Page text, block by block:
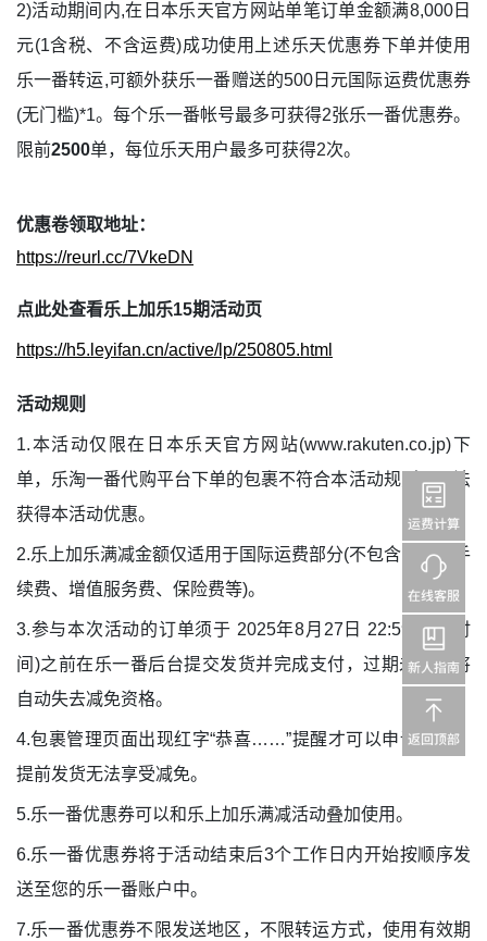
2)活动期间内,在日本乐天官方网站单笔订单金额满8,000日
元(1含税、不含运费)成功使用上述乐天优惠券下单并使用
乐一番转运,可额外获乐一番赠送的500日元国际运费优惠券
(无门槛)*1。每个乐一番帐号最多可获得2张乐一番优惠券。
限前2500单，每位乐天用户最多可获得2次。
优惠卷领取地址：
https://reurl.cc/7VkeDN
点此处查看乐上加乐15期活动页
https://h5.leyifan.cn/active/lp/250805.html
活动规则
1.本活动仅限在日本乐天官方网站(www.rakuten.co.jp)下
单，乐淘一番代购平台下单的包裹不符合本活动规则，无法
获得本活动优惠。
2.乐上加乐满减金额仅适用于国际运费部分(不包含：包裹手
续费、增值服务费、保险费等)。
3.参与本次活动的订单须于 2025年8月27日 22:59(北京时
间)之前在乐一番后台提交发货并完成支付，过期未支付将
自动失去减免资格。
4.包裹管理页面出现红字“恭喜……”提醒才可以申请发货，
提前发货无法享受减免。
5.乐一番优惠券可以和乐上加乐满减活动叠加使用。
6.乐一番优惠券将于活动结束后3个工作日内开始按顺序发
送至您的乐一番账户中。
7.乐一番优惠券不限发送地区，不限转运方式，使用有效期